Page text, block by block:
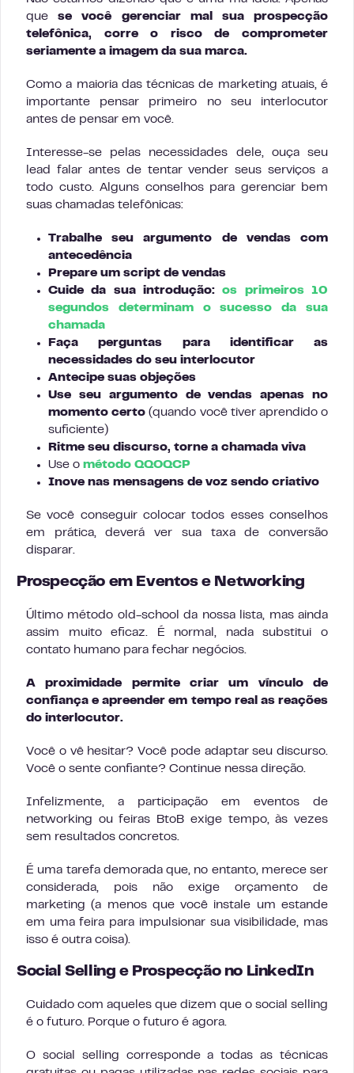
quese você gerenciar mal sua prospecção
telefônica, corre o risco de comprometer
seriamente a imagem da sua marca.
Como a maioria das técnicas de marketing atuais, é
importante pensar primeiro no seu interlocutor
antes de pensar em você.
Interesse-se pelas necessidades dele, ouça seu
lead falar antes de tentar vender seus serviços a
todo custo. Alguns conselhos para gerenciar bem
suas chamadas telefônicas:
Trabalhe seu argumento de vendas com
antecedência
Prepare um script de vendas
Cuide da sua introdução:os primeiros 10
segundos determinam o sucesso da sua
chamada
Faça perguntas para identificar as
necessidades do seu interlocutor
Antecipe suas objeções
Use seu argumento de vendas apenas no
momento certo (quando você tiver aprendido o
suficiente)
Ritme seu discurso, torne a chamada viva
Use o método QQOQCP
Inove nas mensagens de voz sendo criativo
Se você conseguir colocar todos esses conselhos
em prática, deverá ver sua taxa de conversão
disparar.
Prospecção em Eventos e Networking
Último método old-school da nossa lista, mas ainda
assim muito eficaz. É normal, nada substitui o
contato humano para fechar negócios.
A proximidade permite criar um vínculo de
confiança e apreender em tempo real as reações
do interlocutor.
Você o vê hesitar? Você pode adaptar seu discurso.
Você o sente confiante? Continue nessa direção.
Infelizmente, a participação em eventos de
networking ou feiras BtoB exige tempo, às vezes
sem resultados concretos.
É uma tarefa demorada que, no entanto, merece ser
considerada, pois não exige orçamento de
marketing (a menos que você instale um estande
em uma feira para impulsionar sua visibilidade, mas
isso é outra coisa).
Social Selling e Prospecção no LinkedIn
Cuidado com aqueles que dizem que o social selling
é o futuro. Porque o futuro é agora.
O social selling corresponde a todas as técnicas